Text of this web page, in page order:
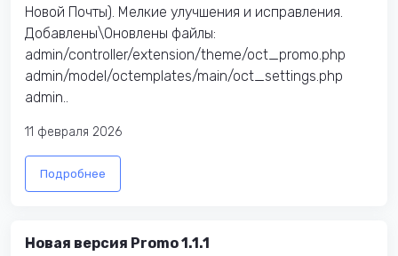
Новой Почты). Мелкие улучшения и исправления.
Добавлены\Оновлены файлы:​
admin/controller/extension/theme/oct_promo.php
admin/model/octemplates/main/oct_settings.php
admin..
11 февраля 2026
Подробнее
Новая версия Promo 1.1.1